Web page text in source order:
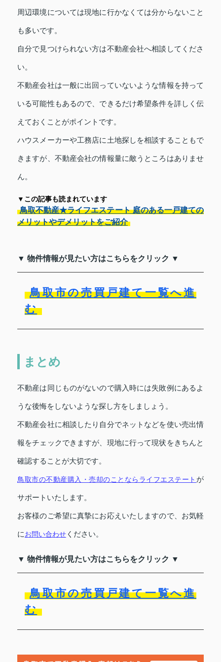
周辺環境については現地に行かなくては分からないこと
も多いです。
自分で見つけられない方は不動産会社へ相談してくださ
い。
不動産会社は一般に出回っていないような情報を持って
いる可能性もあるので、できるだけ希望条件を詳しく伝
えておくことがポイントです。
ハウスメーカーや工務店に土地探しを相談することもで
きますが、不動産会社の情報量に敵うところはありませ
ん。
▼この記事も読まれています
鳥取不動産★ライフエステート 庭のある一戸建ての
メリットやデメリットをご紹介
▼ 物件情報が見たい方はこちらをクリック ▼
鳥取市の売買戸建て一覧へ進
む
まとめ
不動産は同じものがないので購入時には失敗例にあるよ
うな後悔をしないような探し方をしましょう。
不動産会社に相談したり自分でネットなどを使い売出情
報をチェックできますが、現地に行って現状をきちんと
確認することが大切です。
鳥取市の不動産購入・売却のことならライフエステート が
サポートいたします。
お客様のご希望に真摯にお応えいたしますので、お気軽
にお問い合わせ ください。
▼ 物件情報が見たい方はこちらをクリック ▼
鳥取市の売買戸建て一覧へ進
む